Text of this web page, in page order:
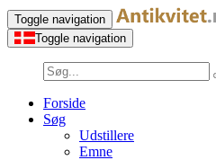
Toggle navigation
Toggle navigation
Forside
Søg
Udstillere
Emne